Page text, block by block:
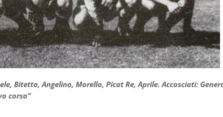
Bitetto, Angelino, Morello, Picat Re, Aprile. Accosciati:
corso”